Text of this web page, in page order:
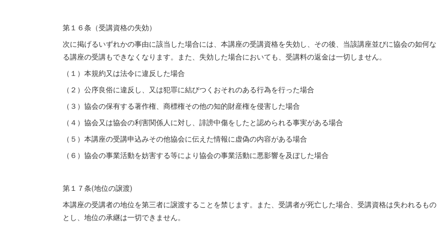
第１６条（受講資格の失効）
次に掲げるいずれかの事由に該当した場合には、本講座の受講資格を失効し、その後、当該講座並びに協会の如何な
る講座の受講もできなくなります。また、失効した場合においても、受講料の返金は一切しません。
（１）本規約又は法令に違反した場合
（２）公序良俗に違反し、又は犯罪に結びつくおそれのある行為を行った場合
（３）協会の保有する著作権、商標権その他の知的財産権を侵害した場合
（４）協会又は協会の利害関係人に対し、誹謗中傷をしたと認められる事実がある場合
（５）本講座の受講申込みその他協会に伝えた情報に虚偽の内容がある場合
（６）協会の事業活動を妨害する等により協会の事業活動に悪影響を及ぼした場合
第１７条(地位の譲渡)
本講座の受講者の地位を第三者に譲渡することを禁じます。また、受講者が死亡した場合、受講資格は失われるもの
とし、地位の承継は一切できません。